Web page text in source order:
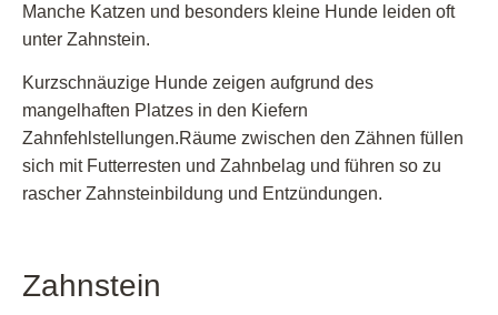
Manche Katzen und besonders kleine Hunde leiden oft
unter Zahnstein.
Kurzschnäuzige Hunde zeigen aufgrund des
mangelhaften Platzes in den Kiefern
Zahnfehlstellungen.Räume zwischen den Zähnen füllen
sich mit Futterresten und Zahnbelag und führen so zu
rascher Zahnsteinbildung und Entzündungen.
Zahnstein